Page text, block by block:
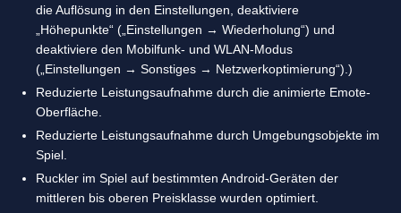
die Auflösung in den Einstellungen, deaktiviere
„Höhepunkte“ („Einstellungen → Wiederholung“) und
deaktiviere den Mobilfunk- und WLAN-Modus
(„Einstellungen → Sonstiges → Netzwerkoptimierung“).)
Reduzierte Leistungsaufnahme durch die animierte Emote-
Oberfläche.
Reduzierte Leistungsaufnahme durch Umgebungsobjekte im
Spiel.
Ruckler im Spiel auf bestimmten Android-Geräten der
mittleren bis oberen Preisklasse wurden optimiert.